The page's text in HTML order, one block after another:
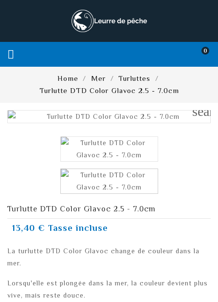
 0
Home Mer
Turluttes
Turlutte DTD Color Glavoc 2.5 - 7.0cm
Turlutte DTD Color Glavoc 2.5 - 7.0cm
13,40 € Tasse incluse
La turlutte DTD Color Glavoc change de couleur dans la
mer.
Lorsqu'elle est plongée dans la mer, la couleur devient plus
vive, mais reste douce.